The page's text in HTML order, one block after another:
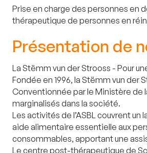
Prise en charge des personnes en
thérapeutique de personnes en
Présentation de
La Stëmm vun der Strooss - Pour
Fondée en 1996, la Stëmm vun
Conventionnée par le Ministère de
marginalisés dans la société.
Les activités de l’ASBL couvrent
aide alimentaire essentielle aux
consommables, apportant une
Le centre post-thérapeutique de